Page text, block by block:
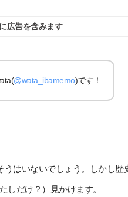
広告を含みます
@wata_ibamemo)です！
はいないでしょう。しかし歴
しだけ？）見かけます。